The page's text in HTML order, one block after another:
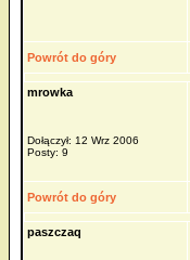
Powrót do góry
mrowka
Dołączył: 12 Wrz 2006
Posty: 9
Powrót do góry
paszczaq